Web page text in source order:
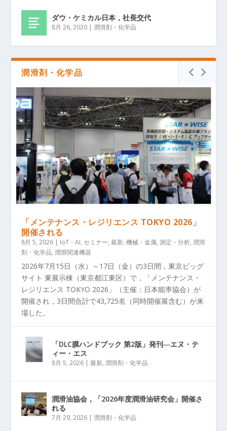
ダウ・ケミカル日本，社長交代
8月 26, 2020 |潤滑剤・化学品
潤滑剤・化学品
「メンテナンス・レジリエンス TOKYO 2026」
開催される
8月 5, 2026 | IoT・AI, セミナー,最新,機械・金属,測定・分析,潤滑
剤・化学品,潤滑関連機器
2026年7月15日（水）～17日（金）の3日間，東京ビッグ
サイト 東展示棟（東京都江東区）で，「メンテナンス・
レジリエンス TOKYO 2026」（主催：日本能率協会）が
開催され，3日間合計で43,725名（同時開催展含む）が来
場した。
「DLC膜ハンドブック 第2版」発刊―エヌ・テ
ィー・エス
8月 5, 2026 |最新,潤滑剤・化学品
潤滑油協会，「2026年度潤滑油研究会」開催さ
れる
7月 29, 2026 |潤滑剤・化学品